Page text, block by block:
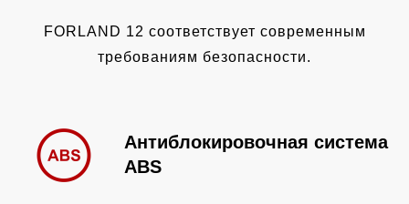
FORLAND 12 соответствует современным
требованиям безопасности.
Антиблокировочная система
ABS